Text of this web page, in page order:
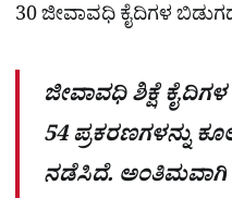
30 ಜೀವಾವಧಿ ಕೈದಿಗಳ
ಜೀವಾವಧಿ ಶಿಕ್ಷೆ
54 ಪ್ರಕರಣಗಳನ್ನು
ನಡೆಸಿದೆ. ಅಂತಿಮವಾಗಿ